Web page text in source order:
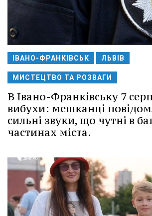
ІВАНО-ФРАНКІВСЬК ЛЬВІВ
МИСТЕЦТВО ТА РОЗВАГИ
В Івано-Франківську 7
вибухи: мешканці
сильні звуки, що чутні в
частинах міста.